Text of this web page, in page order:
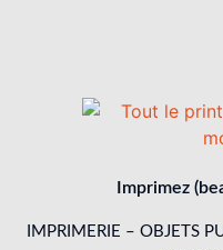
Imprimez
IMPRIMERIE – OBJETS